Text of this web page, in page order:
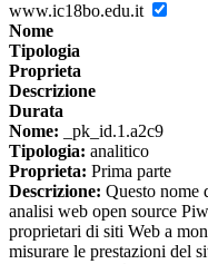
www.ic18bo.edu.it
Nome
Tipologia
Proprieta
Descrizione
Durata
Nome: _pk_id.1.a2c9
Tipologia: analitico
Proprieta: Prima parte
Descrizione: Questo nome
analisi web open source
proprietari di siti Web a
misurare le prestazioni del